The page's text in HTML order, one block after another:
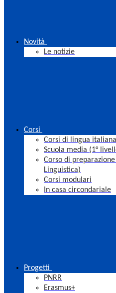
Novità
Le notizie
Corsi
Corsi di lingua
Scuola media (1°
Corso di
Linguistica)
Corsi modulari
In casa circondariale
Progetti
PNRR
Erasmus+